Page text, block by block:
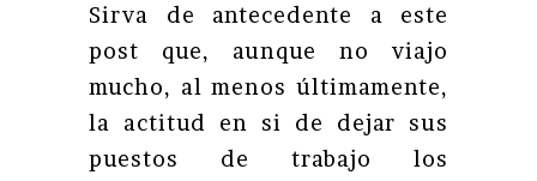
Sirva de antecedente a este
post que, aunque no viajo
mucho, al menos últimamente,
la actitud en si de dejar sus
puestos de trabajo los